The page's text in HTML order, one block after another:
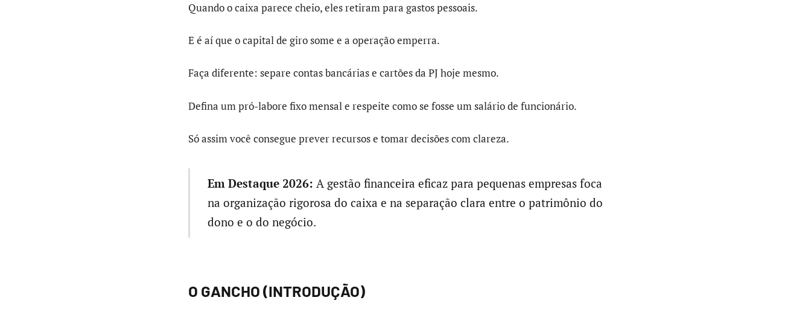
Quando o caixa parece cheio, eles retiram para gastos pessoais.
E é aí que o capital de giro some e a operação emperra.
Faça diferente: separe contas bancárias e cartões da PJ hoje mesmo.
Defina um pró-labore fixo mensal e respeite como se fosse um salário de funcionário.
Só assim você consegue prever recursos e tomar decisões com clareza.
Em Destaque 2026: A gestão financeira eficaz para pequenas empresas foca
na organização rigorosa do caixa e na separação clara entre o patrimônio do
dono e o do negócio.
O GANCHO (INTRODUÇÃO)